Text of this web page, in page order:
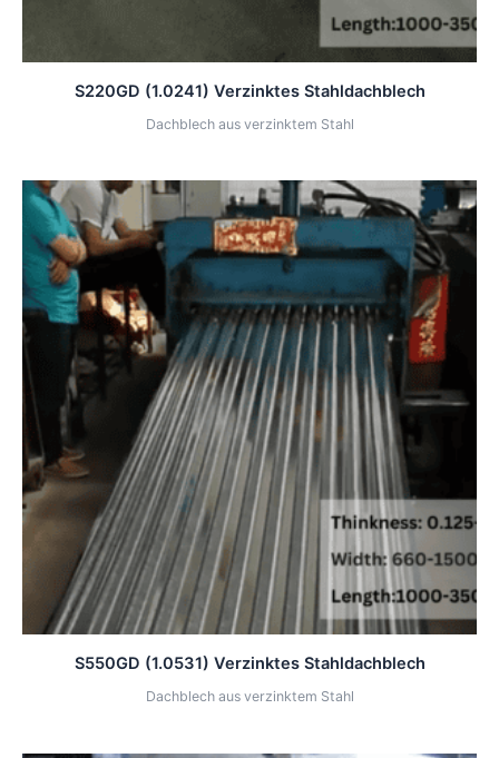
S220GD (1.0241) Verzinktes Stahldachblech
Dachblech aus verzinktem Stahl
S550GD (1.0531) Verzinktes Stahldachblech
Dachblech aus verzinktem Stahl